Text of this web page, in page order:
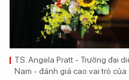
TS. Angela Pratt - Trưởng đại
Nam - đánh giá cao vai trò